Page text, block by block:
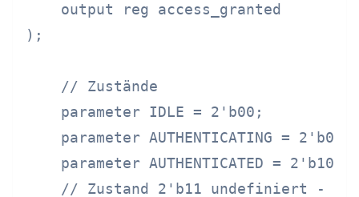
    output reg access_granted
);
    // Zustände
    parameter IDLE = 2'b00;
    parameter AUTHENTICATING = 2'b01;
    parameter AUTHENTICATED = 2'b10;
// Zustand 2'b11 undefiniert -